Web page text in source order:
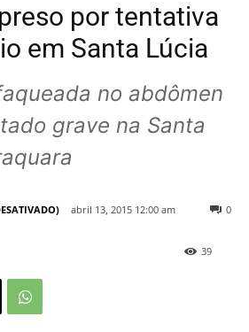
por tentativa
em Santa Lúcia
no abdômen
grave na Santa
abril 13, 2015 12:00 am 0
39